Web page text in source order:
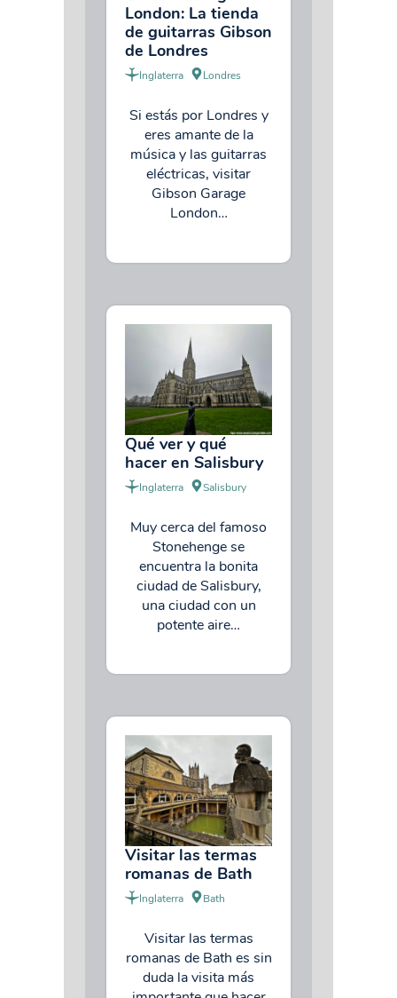
London: La tienda
de guitarras Gibson
de Londres
Inglaterra Londres
Si estás por Londres y
eres amante de la
música y las guitarras
eléctricas, visitar
Gibson Garage
London…
Qué ver y qué
hacer en Salisbury
Inglaterra Salisbury
Muy cerca del famoso
Stonehenge se
encuentra la bonita
ciudad de Salisbury,
una ciudad con un
potente aire…
Visitar las termas
romanas de Bath
Inglaterra Bath
Visitar las termas
romanas de Bath es sin
duda la visita más